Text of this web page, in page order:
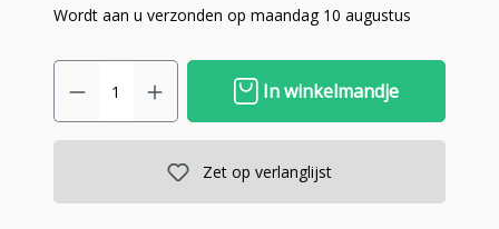
Wordt aan u verzonden op maandag 10 augustus
In winkelmandje
Zet op verlanglijst